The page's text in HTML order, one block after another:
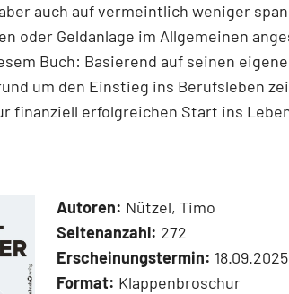
auch auf vermeintlich weniger
oder Geldanlage im Allgemeinen
Buch: Basierend auf seinen
um den Einstieg ins Berufsleben
finanziell erfolgreichen Start ins
Autoren: Nützel, Timo
Seitenanzahl: 272
Erscheinungstermin: 18.09.2025
Format: Klappenbroschur